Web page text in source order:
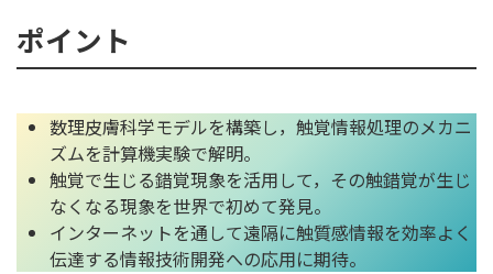
ポイント
数理皮膚科学モデルを構築し，触覚情報処理のメカニ
ズムを計算機実験で解明。
触覚で生じる錯覚現象を活用して，その触錯覚が生じ
なくなる現象を世界で初めて発見。
インターネットを通して遠隔に触質感情報を効率よく
伝達する情報技術開発への応用に期待。